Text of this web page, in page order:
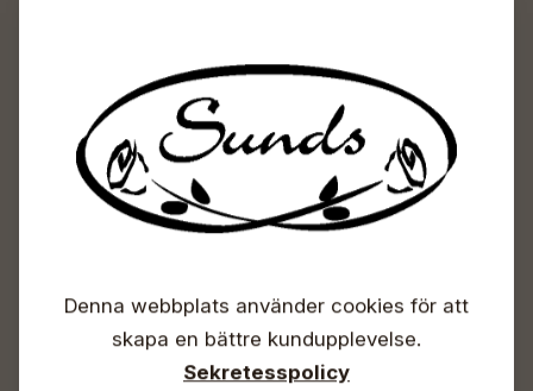
Sunds Trädgårdscenter
Söndagar Självbetjäning
Info & växel
Denna webbplats använder cookies för att
skapa en bättre kundupplevelse.
Sekretesspolicy